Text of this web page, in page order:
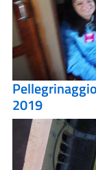
2019